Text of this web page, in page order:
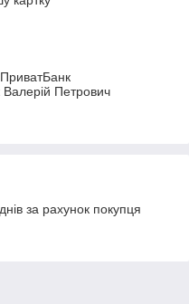
Петрович
за рахунок покупця